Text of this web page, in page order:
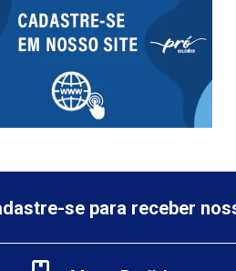
se para receber